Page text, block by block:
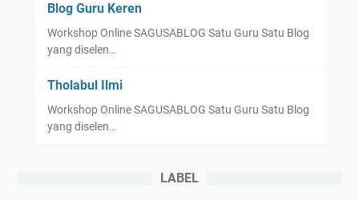
Blog Guru Keren
Workshop Online SAGUSABLOG Satu Guru Satu Blog
yang diselen…
Tholabul Ilmi
Workshop Online SAGUSABLOG Satu Guru Satu Blog
yang diselen…
LABEL